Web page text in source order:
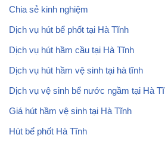
Chia sẻ kinh nghiệm
Dịch vụ hút bể phốt tại Hà Tĩnh
Dịch vụ hút hầm cầu tại Hà Tĩnh
Dịch vụ hút hầm vệ sinh tại hà tĩnh
Dịch vụ vệ sinh bể nước ngầm tại Hà
Giá hút hầm vệ sinh tại Hà Tĩnh
Hút bể phốt Hà Tĩnh